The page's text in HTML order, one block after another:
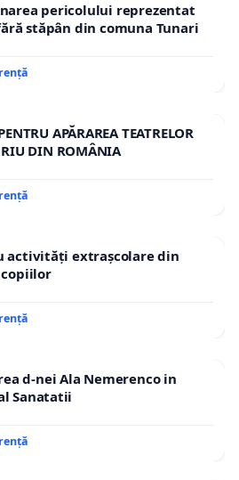
pericolului reprezentat
stăpân din comuna Tunari
APĂRAREA TEATRELOR
DIN ROMÂNIA
activități extrașcolare din
d-nei Ala Nemerenco in
Sanatatii